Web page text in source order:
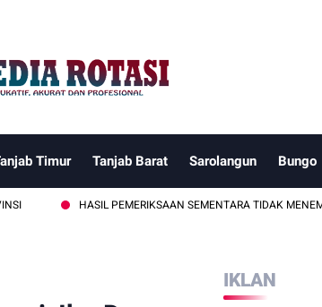
Timur Tanjab Barat Sarolangun Bungo
HASIL PEMERIKSAAN SEMENTARA TIDAK MENEMUKAN
IKLAN